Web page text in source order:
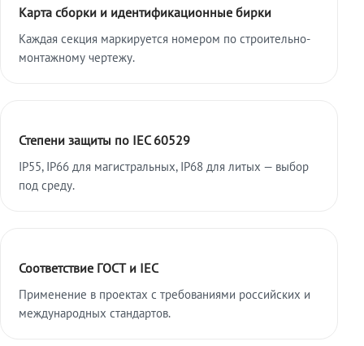
Карта сборки и идентификационные бирки
Каждая секция маркируется номером по строительно-
монтажному чертежу.
Степени защиты по IEC 60529
IP55, IP66 для магистральных, IP68 для литых — выбор
под среду.
Соответствие ГОСТ и IEC
Применение в проектах с требованиями российских и
международных стандартов.